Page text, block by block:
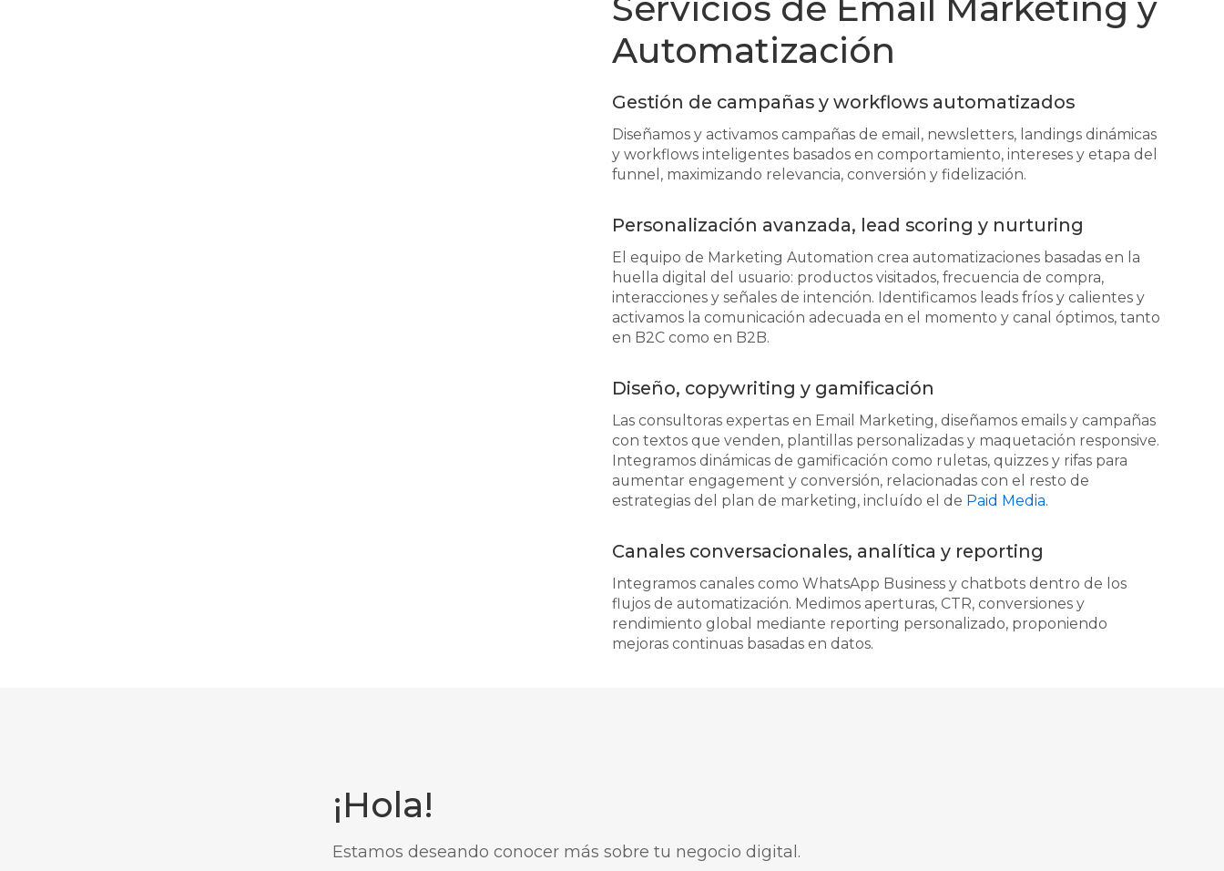
Servicios de Email Marketing y
Automatización
Gestión de campañas y workflows automatizados
Diseñamos y activamos campañas de email, newsletters, landings dinámicas
y workflows inteligentes basados en comportamiento, intereses y etapa del
funnel, maximizando relevancia, conversión y fidelización.
Personalización avanzada, lead scoring y nurturing
El equipo de Marketing Automation crea automatizaciones basadas en la
huella digital del usuario: productos visitados, frecuencia de compra,
interacciones y señales de intención. Identificamos leads fríos y calientes y
activamos la comunicación adecuada en el momento y canal óptimos, tanto
en B2C como en B2B.
Diseño, copywriting y gamificación
Las consultoras expertas en Email Marketing, diseñamos emails y campañas
con textos que venden, plantillas personalizadas y maquetación responsive.
Integramos dinámicas de gamificación como ruletas, quizzes y rifas para
aumentar engagement y conversión, relacionadas con el resto de
estrategias del plan de marketing, incluído el de Paid Media.
Canales conversacionales, analítica y reporting
Integramos canales como WhatsApp Business y chatbots dentro de los
flujos de automatización. Medimos aperturas, CTR, conversiones y
rendimiento global mediante reporting personalizado, proponiendo
mejoras continuas basadas en datos.
¡Hola!
Estamos deseando conocer más sobre tu negocio digital.